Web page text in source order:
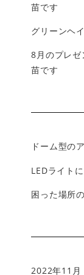
苗です
グリーンヘ
8月のプレ
苗です
ドーム型の
LEDライト
困った場所
2022年11月